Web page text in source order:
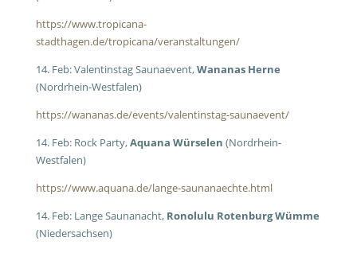
https://www.tropicana-
stadthagen.de/tropicana/veranstaltungen/
14. Feb: Valentinstag Saunaevent,Wananas Herne
(Nordrhein-Westfalen)
https://wananas.de/events/valentinstag-saunaevent/
14. Feb: Rock Party,Aquana Würselen (Nordrhein-
Westfalen)
https://www.aquana.de/lange-saunanaechte.html
14. Feb: Lange Saunanacht, Ronolulu Rotenburg Wümme
(Niedersachsen)